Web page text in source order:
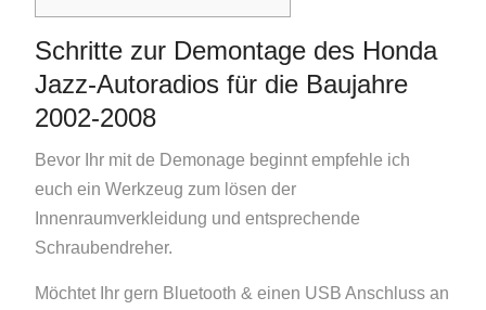
Schritte zur Demontage des Honda
Jazz-Autoradios für die Baujahre
2002-2008
Bevor Ihr mit de Demonage beginnt empfehle ich
euch ein Werkzeug zum lösen der
Innenraumverkleidung und entsprechende
Schraubendreher.
Möchtet Ihr gern Bluetooth & einen USB Anschluss an